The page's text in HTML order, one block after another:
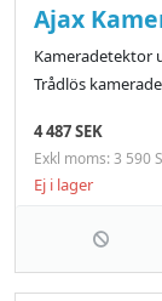
Ajax
Kameradetektor
Trådlös
4 487 SEK
Exkl moms: 3 590
Ej i lager